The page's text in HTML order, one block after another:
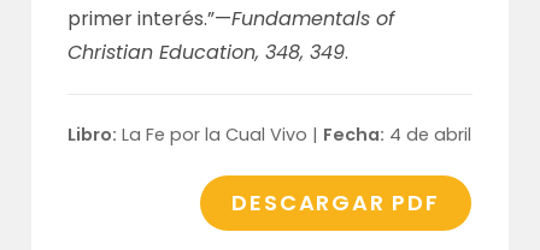
primer interés.”—Fundamentals of
Christian Education, 348, 349.
Libro: La Fe por la Cual Vivo | Fecha: 4 de abril
DESCARGAR PDF